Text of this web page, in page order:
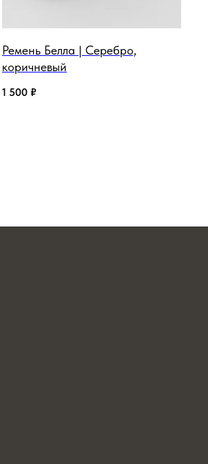
Ремень Белла | Серебро,
коричневый
1 500 ₽